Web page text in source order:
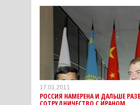
17.01.2011
РОССИЯ НАМЕРЕНА И ДАЛЬШЕ